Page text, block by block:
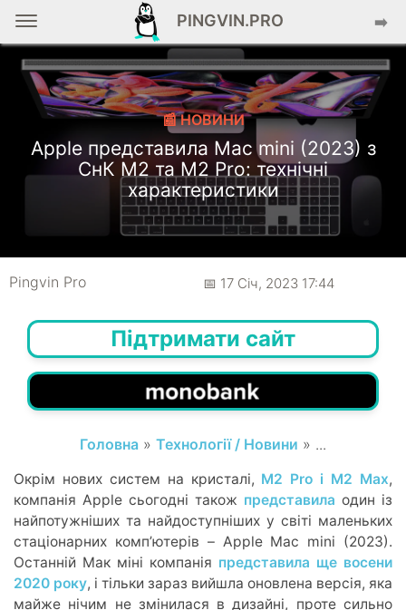
PINGVIN.PRO ➡️
📰 НОВИНИ
Apple представила Mac mini (2023) з
СнК M2 та M2 Pro: технічні
характеристики
Pingvin Pro 📅 17 Січ, 2023 17:44
Підтримати сайт
Головна » Технології / Новини » ...
Окрім нових систем на кристалі, M2 Pro і M2 Max,
компанія Apple сьогодні також представила один із
найпотужніших та найдоступніших у світі маленьких
стаціонарних компʼютерів – Apple Mac mini (2023).
Останній Мак міні компанія представила ще восени
2020 року, і тільки зараз вийшла оновлена версія, яка
майже нічим не змінилася в дизайні, проте сильно